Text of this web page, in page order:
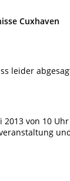
Cuxhaven
leider
2013 von 10 Uhr